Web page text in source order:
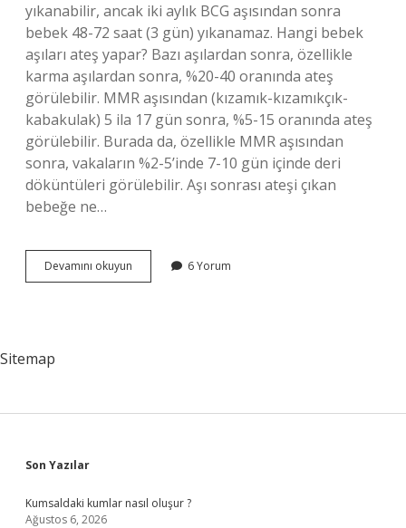
yıkanabilir, ancak iki aylık BCG aşısından sonra
bebek 48-72 saat (3 gün) yıkanamaz. Hangi bebek
aşıları ateş yapar? Bazı aşılardan sonra, özellikle
karma aşılardan sonra, %20-40 oranında ateş
görülebilir. MMR aşısından (kızamık-kızamıkçık-
kabakulak) 5 ila 17 gün sonra, %5-15 oranında ateş
görülebilir. Burada da, özellikle MMR aşısından
sonra, vakaların %2-5’inde 7-10 gün içinde deri
döküntüleri görülebilir. Aşı sonrası ateşi çıkan
bebeğe ne…
Devamını okuyun
Ay
6 Yorum
Sitemap
Sidebar
Son Yazılar
Kumsaldaki kumlar nasıl oluşur ?
Ağustos 6, 2026